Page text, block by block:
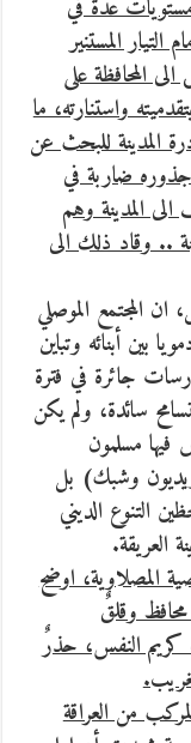
عدة في
المستنير
المحافظة على
واستنارته، ما
المدينة للبحث عن
جذوره ضاربة في
المدينة وهم
.. وقاد ذلك الى
ان المجتمع الموصلي
بين أبنائه وتباين
جائرة في فترة
التسامح سائدة، ولم يكن
مسلمون
وشبك) بل
التنوع الديني
العريقة.
المصلاوية، اوضح
وقلقٌ
كريم النفس، حذرٌ
من العراقة